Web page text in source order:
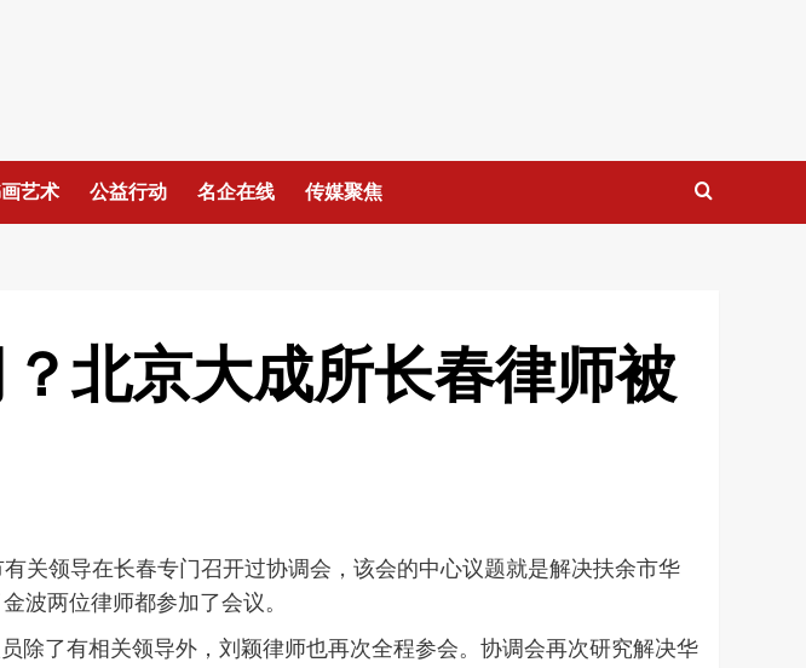
艺术 公益行动 名企在线 传媒聚焦
北京大成所长春律师被
关领导在长春专门召开过协调会，该会的中心议题就是解决扶余市华
波两位律师都参加了会议。
除了有相关领导外，刘颖律师也再次全程参会。协调会再次研究解决华